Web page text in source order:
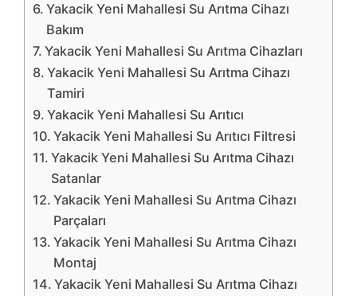
Yakacik Yeni Mahallesi Su Arıtma Cihazı
Bakım
Yakacik Yeni Mahallesi Su Arıtma Cihazları
Yakacik Yeni Mahallesi Su Arıtma Cihazı
Tamiri
Yakacik Yeni Mahallesi Su Arıtıcı
Yakacik Yeni Mahallesi Su Arıtıcı Filtresi
Yakacik Yeni Mahallesi Su Arıtma Cihazı
Satanlar
Yakacik Yeni Mahallesi Su Arıtma Cihazı
Parçaları
Yakacik Yeni Mahallesi Su Arıtma Cihazı
Montaj
Yakacik Yeni Mahallesi Su Arıtma Cihazı